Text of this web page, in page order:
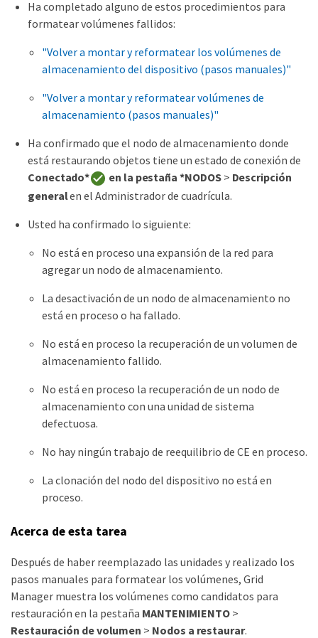
Ha completado alguno de estos procedimientos para
formatear volúmenes fallidos:
"Volver a montar y reformatear los volúmenes de
almacenamiento del dispositivo (pasos manuales)"
"Volver a montar y reformatear volúmenes de
almacenamiento (pasos manuales)"
Ha confirmado que el nodo de almacenamiento donde
está restaurando objetos tiene un estado de conexión de
Conectado*
en la pestaña *NODOS> Descripción
generalen el Administrador de cuadrícula.
Usted ha confirmado lo siguiente:
No está en proceso una expansión de la red para
agregar un nodo de almacenamiento.
La desactivación de un nodo de almacenamiento no
está en proceso o ha fallado.
No está en proceso la recuperación de un volumen de
almacenamiento fallido.
No está en proceso la recuperación de un nodo de
almacenamiento con una unidad de sistema
defectuosa.
No hay ningún trabajo de reequilibrio de CE en proceso.
La clonación del nodo del dispositivo no está en
proceso.
Acerca de esta tarea
Después de haber reemplazado las unidades y realizado los
pasos manuales para formatear los volúmenes, Grid
Manager muestra los volúmenes como candidatos para
restauración en la pestaña MANTENIMIENTO>
Restauración de volumen > Nodos a restaurar.